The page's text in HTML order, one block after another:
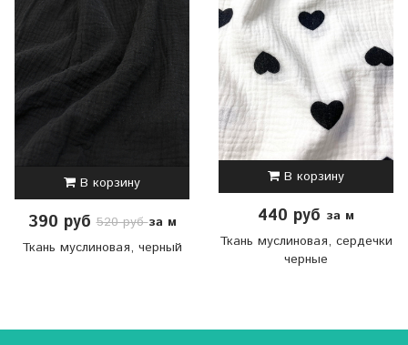
В корзину
390 руб520 рубза м
Ткань муслиновая, черный
В корзину
440 руб за м
Ткань муслиновая, сердечки
черные